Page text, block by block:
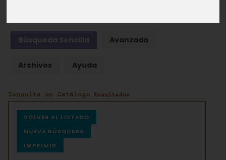
Búsqueda Sencilla Avanzada
Archivos Ayuda
VOLVER AL LISTADO
NUEVA BÚSQUEDA
IMPRIMIR